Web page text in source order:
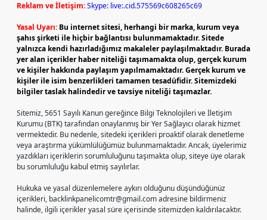
Reklam ve İletişim:Skype: live:.cid.575569c608265c69
Yasal Uyarı: Bu internet sitesi, herhangi bir marka, kurum veya
şahıs şirketi ile hiçbir bağlantısı bulunmamaktadır. Sitede
yalnızca kendi hazırladığımız makaleler paylaşılmaktadır. Burada
yer alan içerikler haber niteliği taşımamakta olup, gerçek kurum
ve kişiler hakkında paylaşım yapılmamaktadır. Gerçek kurum ve
kişiler ile isim benzerlikleri tamamen tesadüfidir. Sitemizdeki
bilgiler taslak halindedir ve tavsiye niteliği taşımazlar.
Sitemiz, 5651 Sayılı Kanun gereğince Bilgi Teknolojileri ve İletişim
Kurumu (BTK) tarafından onaylanmış bir Yer Sağlayıcı olarak hizmet
vermektedir. Bu nedenle, sitedeki içerikleri proaktif olarak denetleme
veya araştırma yükümlülüğümüz bulunmamaktadır. Ancak, üyelerimiz
yazdıkları içeriklerin sorumluluğunu taşımakta olup, siteye üye olarak
bu sorumluluğu kabul etmiş sayılırlar.
Hukuka ve yasal düzenlemelere aykırı olduğunu düşündüğünüz
içerikleri, backlinkpanelicomtr@gmail.comadresine bildirmeniz
halinde, ilgili içerikler yasal süre içerisinde sitemizden kaldırılacaktır.